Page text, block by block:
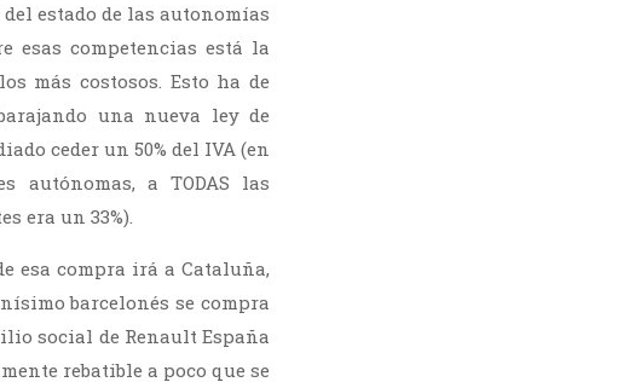
estado de las autonomías
esas competencias está la
más costosos. Esto ha de
una nueva ley de
ceder un 50% del IVA (en
autónomas, a TODAS las
era un 33%).
esa compra irá a Cataluña,
barcelonés se compra
social de Renault España
rebatible a poco que se